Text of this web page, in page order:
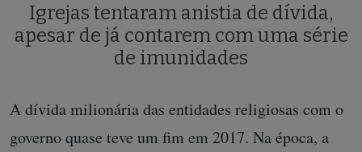
Igrejas tentaram anistia de dívida,
apesar de já contarem com uma série
de imunidades
A dívida milionária das entidades religiosas com o
governo quase teve um fim em 2017. Na época, a